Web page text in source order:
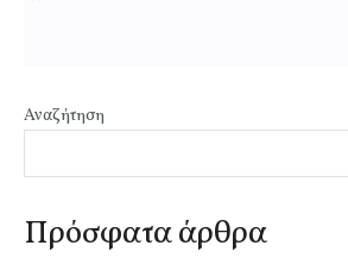
Αναζήτηση
Πρόσφατα άρθρα